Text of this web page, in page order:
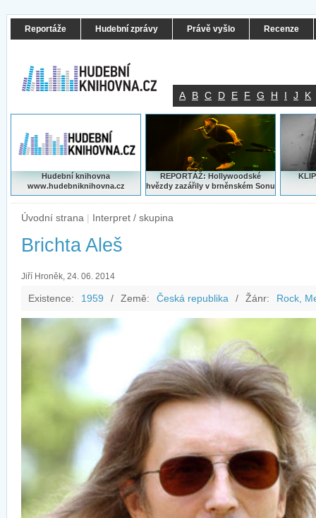
Reportáže Hudební zprávy Právě vyšlo Recenze
A B C D E F G H I J K
Hudební knihovna
www.hudebniknihovna.cz
REPORTÁŽ: Hollywoodské
hvězdy zazářily v brněnském Sonu
Úvodní strana | Interpret / skupina
Brichta Aleš
Jiří Hroněk, 24. 06. 2014
Existence: 1959 / Země: Česká republika / Žánr: Rock,